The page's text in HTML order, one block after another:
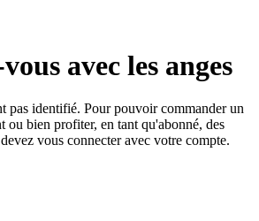
avec les anges
pas identifié. Pour pouvoir commander un
ou bien profiter, en tant qu'abonné, des
vous connecter avec votre compte.